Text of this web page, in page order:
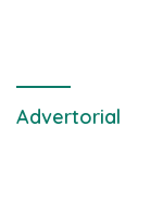
Advertorial